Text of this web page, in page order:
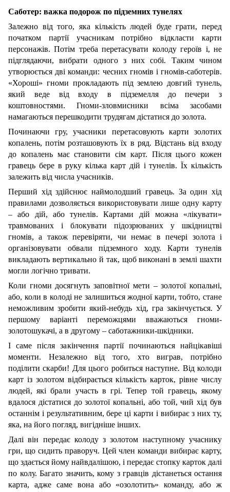
Саботер: важка подорож по підземних тунелях
Залежно від того, яка кількість людей буде грати, перед
початком партії учасникам потрібно відкласти карти
персонажів. Потім треба перетасувати колоду героїв і, не
підглядаючи, вибрати одного з них собі. Таким чином
утворюється дві команди: чесних гномів і гномів-саботерів.
«Хороші» гноми прокладають під землею довгий тунель,
який веде від входу в підземелля до печери з
коштовностями. Гноми-зловмисники всіма засобами
намагаються перешкодити трудягам дістатися до золота.
Починаючи гру, учасники перетасовують карти золотих
копалень, потім розташовують їх в ряд. Відстань від входу
до копалень має становити сім карт. Після цього кожен
гравець бере в руку кілька карт дій і тунелів. Їх кількість
залежить від числа учасників.
Перший хід здійснює наймолодший гравець. За один хід
правилами дозволяється використовувати лише одну карту
– або дій, або тунелів. Картами дій можна «лікувати»
травмованих і блокувати підозрюваних у шкідництві
гномів, а також перевіряти, чи немає в печері золота і
організовувати обвали підземного ходу. Карти тунелів
викладають вертикально й так, щоб виконані в землі шахти
могли логічно тривати.
Коли гноми досягнуть заповітної мети – золотої копальні,
або, коли в колоді не залишиться жодної карти, тобто, стане
неможливим зробити який-небудь хід, гра закінчується. У
першому варіанті переможцями вважаються гноми-
золотошукачі, а в другому – саботажники-шкідники.
І саме після закінчення партії починаються найцікавіші
моменти. Незалежно від того, хто виграв, потрібно
поділити скарби! Для цього робиться наступне. Від колоди
карт із золотом відбирається кількість карток, рівне числу
людей, які брали участь в грі. Тепер той гравець, якому
вдалося дістатися до золотої копальні, або той, чий хід був
останнім і результативним, бере ці карти і вибирає з них ту,
яка, на його погляд, вигідніше інших.
Далі він передає колоду з золотом наступному учаснику
гри, що сидить праворуч. Цей член команди вибирає карту,
що здається йому найвдалішою, і передає стопку карток далі
по колу. Багато значить, кому з гравців дістанеться остання
карта, адже саме вона або «озолотить» команду, або ж